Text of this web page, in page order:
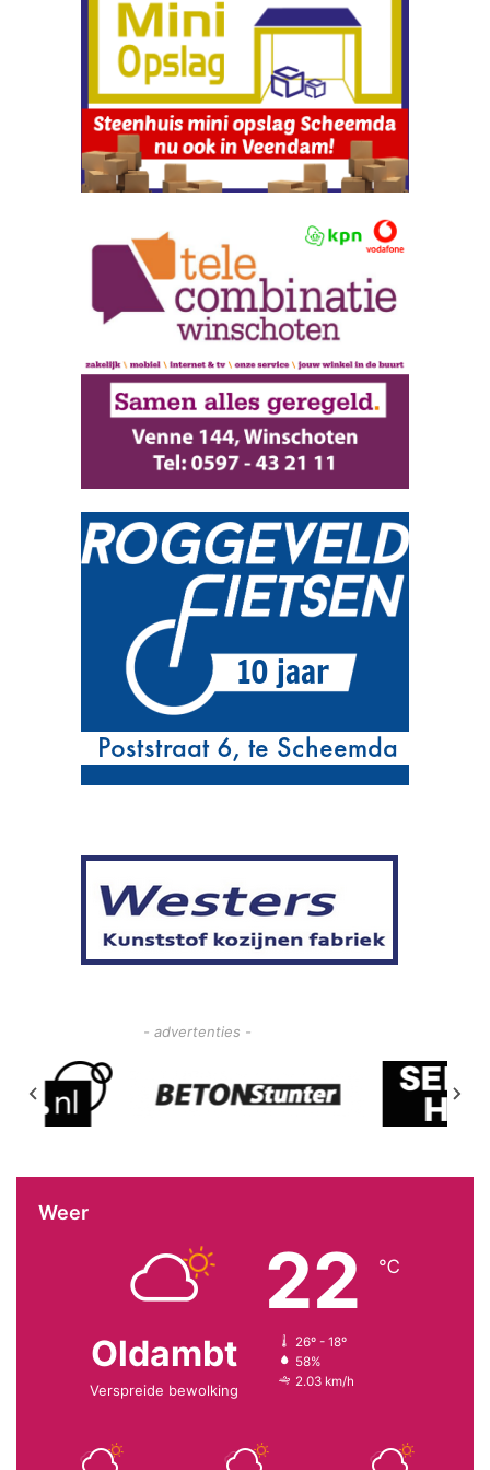
- advertenties -
Weer
Oldambt
Verspreide bewolking
22 ℃
26º - 18º
58%
2.03 km/h